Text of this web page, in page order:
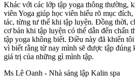
Khác với các lớp tập yoga thông thường,
viên Yoga giúp học viên hiểu rõ mục
tác, từng tư thế khi tập luyện. Đồng thời,
cơ bản khi tập luyện có thể dẫn đến chấn
tập yoga không biết. Điều này đã khiến
vì biết rằng từ nay mình sẽ được tập đúng
giá trị của những gì mình tập.
Ms Lê Oanh - Nhà sáng lập Kalin spa